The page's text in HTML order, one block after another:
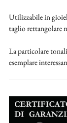
Utilizzabile in
taglio rettangolare
La particolare
esemplare